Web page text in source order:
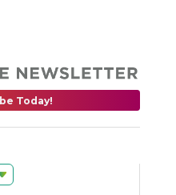
Today!